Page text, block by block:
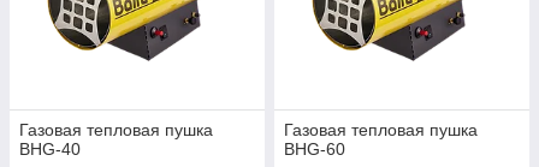
Газовая тепловая пушка
BHG-40
Газовая тепловая пушка
BHG-60